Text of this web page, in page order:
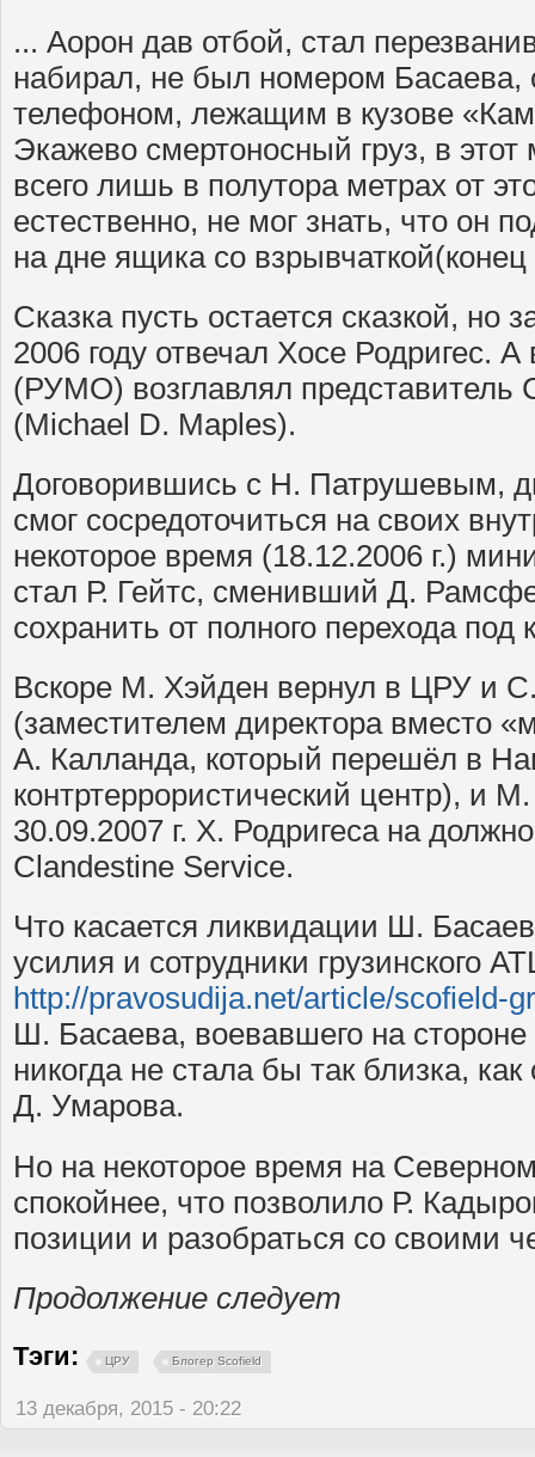
... Аорон дав отбой, стал
набирал, не был номером Басаева,
телефоном, лежащим в кузове
Экажево смертоносный груз, в
всего лишь в полутора метрах от
естественно, не мог знать, что он
на дне ящика со
Сказка пусть остается сказкой, но
2006 году отвечал Хосе Родригес.
(РУМО) возглавлял
(Michael D. Maples).
Договорившись с Н. Патрушевым,
смог сосредоточиться на своих
некоторое время (18.12.2006 г.)
стал Р. Гейтс, сменивший Д.
сохранить от полного перехода
Вскоре М. Хэйден вернул в ЦРУ и
(заместителем директора вместо
А. Калланда, который перешёл в
контртеррористический центр), и
30.09.2007 г. Х. Родригеса на
Clandestine Service.
Что касается ликвидации Ш.
усилия и сотрудники грузинского
http://pravosudija.net/article/scofield-
Ш. Басаева, воевавшего на стороне
никогда не стала бы так близка,
Д. Умарова.
Но на некоторое время на
спокойнее, что позволило Р.
позиции и разобраться со своими
Продолжение следует
Тэги: ЦРУ Блогер Scofield
13 декабря, 2015 - 20:22